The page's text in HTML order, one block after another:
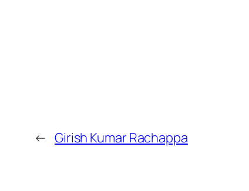
← Girish Kumar Rachappa